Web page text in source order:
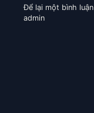
Để lại một bình luận
admin